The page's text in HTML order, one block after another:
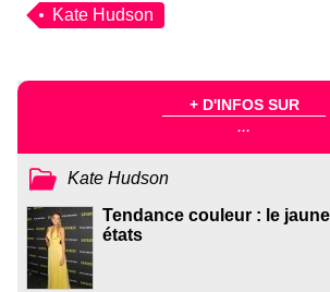
Kate Hudson
+ D'INFOS SUR
...
Kate Hudson
Tendance couleur : le
états